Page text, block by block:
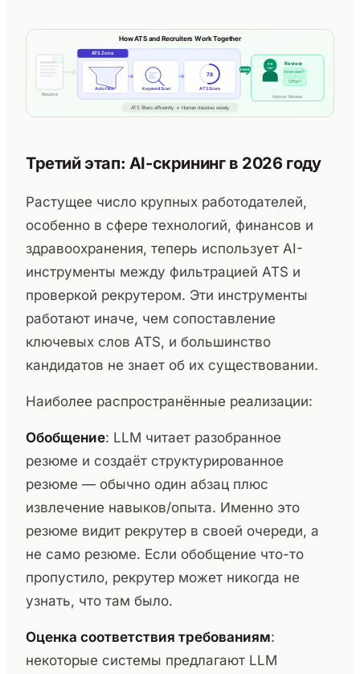
Третий этап: AI-скрининг в 2026 году
Растущее число крупных работодателей,
особенно в сфере технологий, финансов и
здравоохранения, теперь использует AI-
инструменты между фильтрацией ATS и
проверкой рекрутером. Эти инструменты
работают иначе, чем сопоставление
ключевых слов ATS, и большинство
кандидатов не знает об их существовании.
Наиболее распространённые реализации:
Обобщение: LLM читает разобранное
резюме и создаёт структурированное
резюме — обычно один абзац плюс
извлечение навыков/опыта. Именно это
резюме видит рекрутер в своей очереди, а
не само резюме. Если обобщение что-то
пропустило, рекрутер может никогда не
узнать, что там было.
Оценка соответствия требованиям:
некоторые системы предлагают LLM